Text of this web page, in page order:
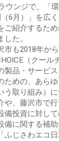
ウンジで、「
6月）」を広く
ご紹介するた
た。
市も2018年か
（クール
製品・サービ
ための、あら
う取り組み）
や、藤沢市で
備投資に対し
備に関する補
ふじさわエコ